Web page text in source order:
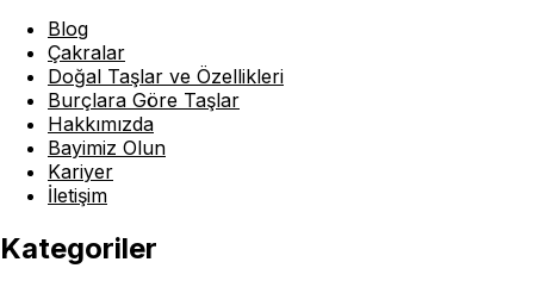
Blog
Çakralar
Doğal Taşlar ve Özellikleri
Burçlara Göre Taşlar
Hakkımızda
Bayimiz Olun
Kariyer
İletişim
Kategoriler